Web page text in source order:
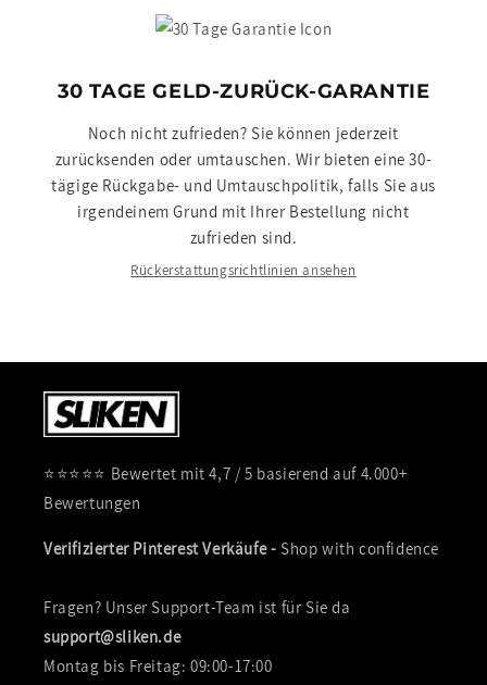
30 TAGE GELD-ZURÜCK-GARANTIE
Noch nicht zufrieden? Sie können jederzeit
zurücksenden oder umtauschen. Wir bieten eine 30-
tägige Rückgabe- und Umtauschpolitik, falls Sie aus
irgendeinem Grund mit Ihrer Bestellung nicht
zufrieden sind.
Rückerstattungsrichtlinien ansehen
⭐⭐⭐⭐⭐ Bewertet mit 4,7 / 5 basierend auf 4.000+
Bewertungen
Verifizierter Pinterest Verkäufe - Shop with confidence
Fragen? Unser Support-Team ist für Sie da
support@sliken.de
Montag bis Freitag: 09:00-17:00